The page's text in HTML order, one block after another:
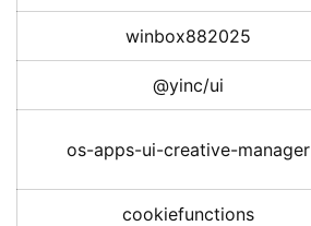
winbox882025
@yinc/ui
os-apps-ui-creative-manager
cookiefunctions